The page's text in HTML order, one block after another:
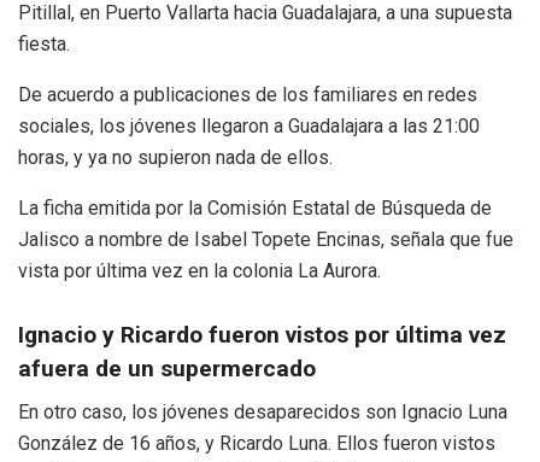
Pitillal, en Puerto Vallarta hacia Guadalajara, a una supuesta
fiesta.
De acuerdo a publicaciones de los familiares en redes
sociales, los jóvenes llegaron a Guadalajara a las 21:00
horas, y ya no supieron nada de ellos.
La ficha emitida por la Comisión Estatal de Búsqueda de
Jalisco a nombre de Isabel Topete Encinas, señala que fue
vista por última vez en la colonia La Aurora.
Ignacio y Ricardo fueron vistos por última vez
afuera de un supermercado
En otro caso, los jóvenes desaparecidos son Ignacio Luna
González de 16 años, y Ricardo Luna. Ellos fueron vistos